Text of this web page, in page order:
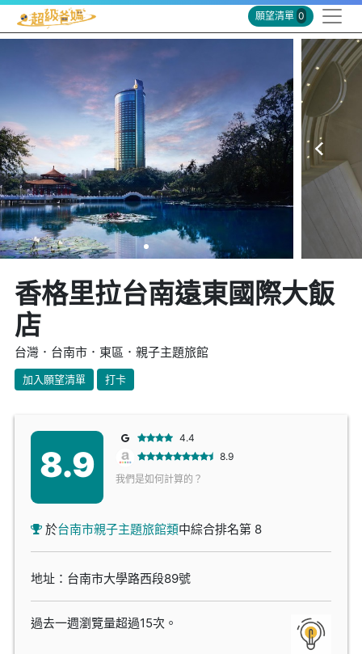
願望清單 0
香格里拉台南遠東國際大飯
店
台灣．台南市．東區．親子主題旅館
加入願望清單 打卡
8.9
4.4
8.9
我們是如何計算的？
於台南市親子主題旅館類中綜合排名第 8
地址：台南市大學路西段89號
過去一週瀏覽量超過15次。